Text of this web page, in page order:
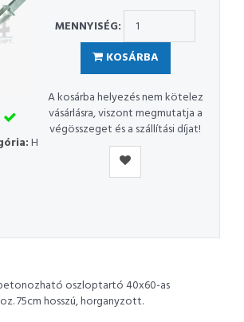
H
MENNYISÉG:
KOSÁRBA
A kosárba helyezés nem kötelez
vásárlásra, viszont megmutatja a
végösszeget és a szállítási díjat!
oszloptartó 40x60-as
75cm hosszú, horganyzott.